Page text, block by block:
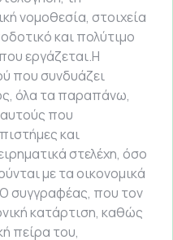
νομοθεσία, στοιχεία
και πολύτιμο
εργάζεται.Η
που συνδυάζει
όλα τα παραπάνω,
που
και
στελέχη, όσο
με τα οικονομικά
συγγραφέας, που τον
κατάρτιση, καθώς
πείρα του,